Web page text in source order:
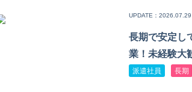
UPDATE：2026.07.29
長期で安定し
業！未経験大
派遣社員 長期